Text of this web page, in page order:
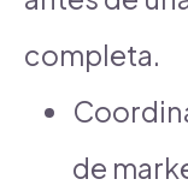
completa.
de